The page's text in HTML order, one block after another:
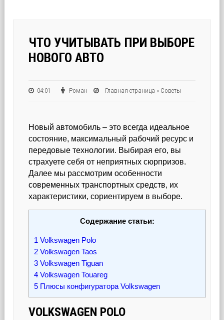
ЧТО УЧИТЫВАТЬ ПРИ ВЫБОРЕ
НОВОГО АВТО
04:01 Роман Главная страница » Советы
Новый автомобиль – это всегда идеальное
состояние, максимальный рабочий ресурс и
передовые технологии. Выбирая его, вы
страхуете себя от неприятных сюрпризов.
Далее мы рассмотрим особенности
современных транспортных средств, их
характеристики, сориентируем в выборе.
Содержание статьи:
1 Volkswagen Polo
2 Volkswagen Taos
3 Volkswagen Tiguan
4 Volkswagen Touareg
5 Плюсы конфигуратора Volkswagen
VOLKSWAGEN POLO